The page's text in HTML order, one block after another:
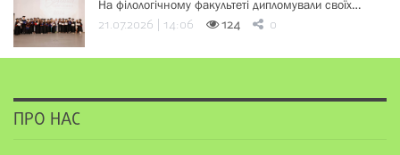
На філологічному факультеті дипломували своїх…
21.07.2026 | 14:06 124 0
ПРО НАС